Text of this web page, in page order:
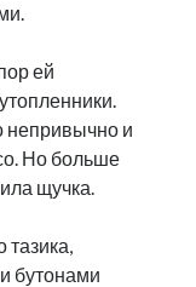
ей
непривычно и
Но больше
щучка.
тазика,
бутонами